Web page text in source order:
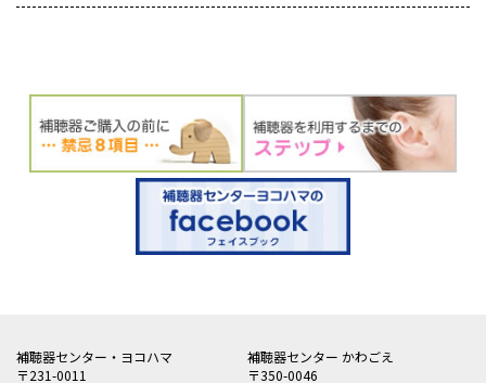
補聴器センター・ヨコハマ
〒231-0011
補聴器センター かわごえ
〒350-0046